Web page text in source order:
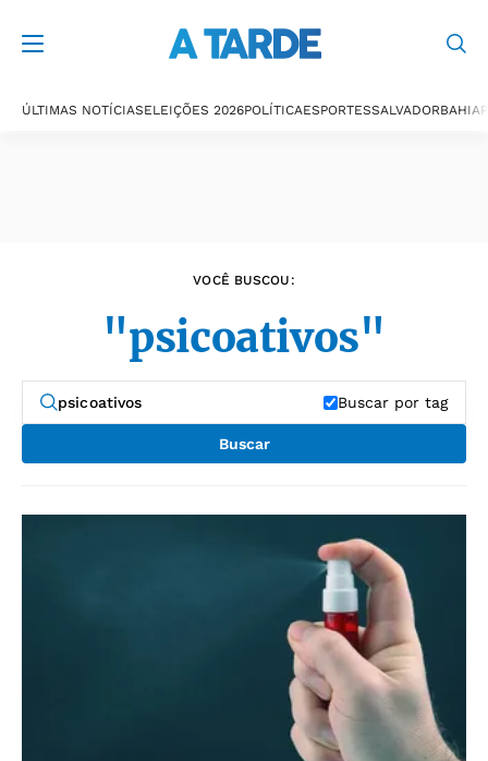
ÚLTIMAS NOTÍCIASELEIÇÕES 2026POLÍTICAESPORTESSALVADORBAHIA
VOCÊ BUSCOU:
"psicoativos"
Buscar por tag
Buscar